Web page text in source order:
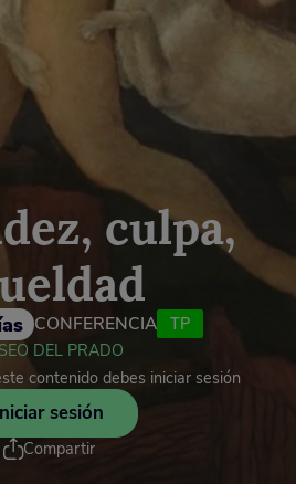
culpa,
CONFERENCIA
TP
DEL PRADO
contenido debes iniciar sesión
sesión
Compartir